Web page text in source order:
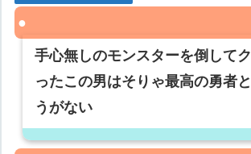
手心無しのモンスターを倒して
ったこの男はそりゃ最高の勇者
うがない